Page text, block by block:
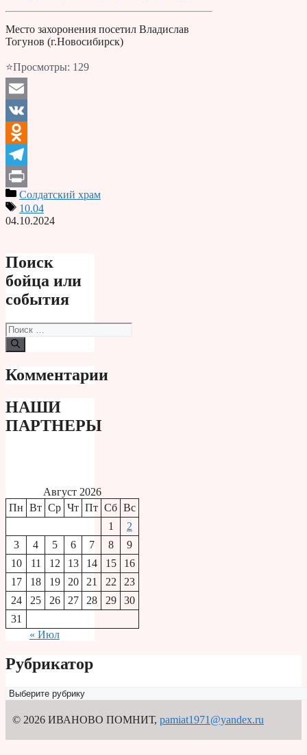
Место захоронения посетил Владислав
Тогунов (г.Новосибирск)
⭐Просмотры: 129
Email
VK
Odnoklassniki
Telegram
PrintСолдатский храм
10.04
04.10.2024
Поиск
бойца или
события
Поиск:
Комментарии
НАШИ
ПАРТНЕРЫ
Август 2026
Пн Вт Ср Чт Пт Сб Вс
1
2
3
4 5 6 7 8
9
10
11 12 13 14 15
16
17
18 19 20 21 22
23
24
25 26 27 28 29
30
31
« Июл
Рубрикатор
Рубрикатор
© 2026 ИВАНОВО ПОМНИТ, pamiat1971@yandex.ru